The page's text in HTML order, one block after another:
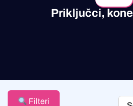
Priključci,
Filteri